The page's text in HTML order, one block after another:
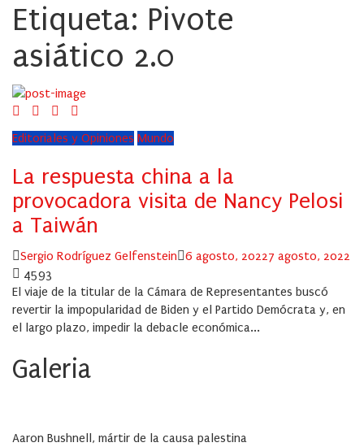
Etiqueta: Pivote
asiático 2.0
Editoriales y Opiniones Mundo
La respuesta china a la
provocadora visita de Nancy Pelosi
a Taiwán
Author
Sergio Rodríguez Gelfenstein
Posted
6 agosto, 20227 agosto, 2022
4593
El viaje de la titular de la Cámara de Representantes buscó
revertir la impopularidad de Biden y el Partido Demócrata y, en
el largo plazo, impedir la debacle económica...
Galeria
Aaron Bushnell, mártir de la causa palestina